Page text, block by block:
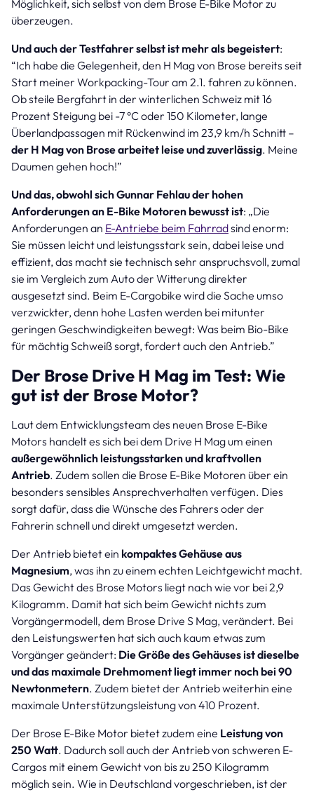
Möglichkeit, sich selbst von dem Brose E-Bike Motor zu
überzeugen.
Und auchder Testfahrer selbst ist mehr als begeistert:
“Ich habe die Gelegenheit, den H Mag von Brose bereits seit
Start meiner Workpacking-Tour am 2.1. fahren zu können.
Ob steile Bergfahrt in der winterlichen Schweiz mit 16
Prozent Steigung bei -7 °C oder 150 Kilometer, lange
Überlandpassagen mit Rückenwind im 23,9 km/h Schnitt –
der H Mag von Brose arbeitet leise und zuverlässig. Meine
Daumen gehen hoch!”
Und das, obwohl sich Gunnar Fehlau der hohen
Anforderungen an E-Bike Motoren bewusst ist: „Die
Anforderungen an E-Antriebe beim Fahrradsind enorm:
Sie müssen leicht und leistungsstark sein, dabei leise und
effizient, das macht sie technisch sehr anspruchsvoll, zumal
sie im Vergleich zum Auto der Witterung direkter
ausgesetzt sind. Beim E-Cargobike wird die Sache umso
verzwickter, denn hohe Lasten werden bei mitunter
geringen Geschwindigkeiten bewegt: Was beim Bio-Bike
für mächtig Schweiß sorgt, fordert auch den Antrieb.”
Der Brose Drive H Mag im Test: Wie
gut ist der Brose Motor?
Laut dem Entwicklungsteam des neuen Brose E-Bike
Motors handelt es sich bei dem Drive H Mag um einen
außergewöhnlich leistungsstarken und kraftvollen
Antrieb. Zudem sollen die Brose E-Bike Motoren über ein
besonders sensibles Ansprechverhalten verfügen. Dies
sorgt dafür, dass die Wünsche des Fahrers oder der
Fahrerin schnell und direkt umgesetzt werden.
Der Antrieb bietet ein kompaktes Gehäuse aus
Magnesium, was ihn zu einem echten Leichtgewicht macht.
Das Gewicht des Brose Motors liegt nach wie vor bei 2,9
Kilogramm. Damit hat sich beim Gewicht nichts zum
Vorgängermodell, dem Brose Drive S Mag, verändert. Bei
den Leistungswerten hat sich auch kaum etwas zum
Vorgänger geändert: Die Größe des Gehäuses ist dieselbe
und das maximale Drehmoment liegt immer noch bei 90
Newtonmetern. Zudem bietet der Antrieb weiterhin eine
maximale Unterstützungsleistung von 410 Prozent.
Der Brose E-Bike Motor bietet zudem eine Leistung von
250 Watt. Dadurch soll auch der Antrieb von schweren E-
Cargos mit einem Gewicht von bis zu 250 Kilogramm
möglich sein. Wie in Deutschland vorgeschrieben, ist der